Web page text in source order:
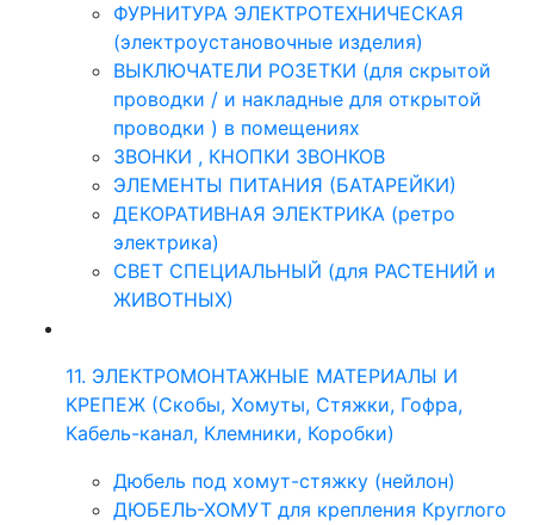
ФУРНИТУРА ЭЛЕКТРОТЕХНИЧЕСКАЯ
(электроустановочные изделия)
ВЫКЛЮЧАТЕЛИ РОЗЕТКИ (для скрытой
проводки / и накладные для открытой
проводки ) в помещениях
ЗВОНКИ , КНОПКИ ЗВОНКОВ
ЭЛЕМЕНТЫ ПИТАНИЯ (БАТАРЕЙКИ)
ДЕКОРАТИВНАЯ ЭЛЕКТРИКА (ретро
электрика)
СВЕТ СПЕЦИАЛЬНЫЙ (для РАСТЕНИЙ и
ЖИВОТНЫХ)
11. ЭЛЕКТРОМОНТАЖНЫЕ МАТЕРИАЛЫ И
КРЕПЕЖ (Скобы, Хомуты, Стяжки, Гофра,
Кабель-канал, Клемники, Коробки)
Дюбель под хомут-стяжку (нейлон)
ДЮБЕЛЬ-ХОМУТ для крепления Круглого